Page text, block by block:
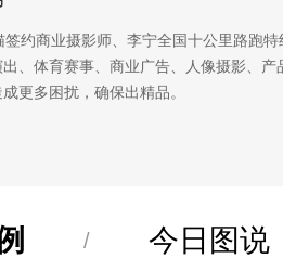
约商业摄影师、李宁全国十公里路跑
、体育赛事、商业广告、人像摄影、
更多困扰，确保出精品。
/ 今日图说